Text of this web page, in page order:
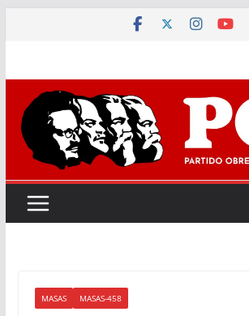
MASAS MASAS-458